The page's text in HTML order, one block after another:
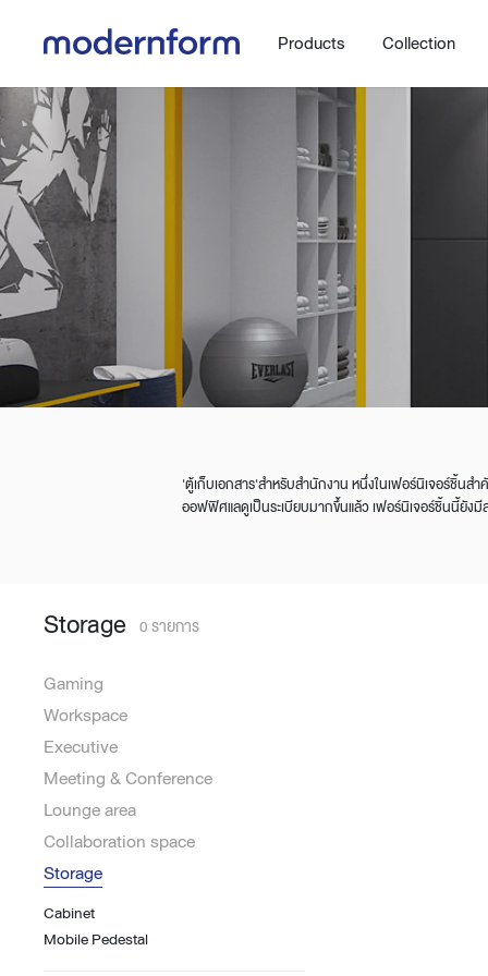
Products
Office
Gaming
Workspace
Steelcase
Ergonomic chair
Adjustable desk
Hardware & Fitting
Collection
Hybrid Space New!
Orbix
Work.Move.More
Ergonomic Recliner
'ตู้เก็บเอกสาร'สำหรับสำนักงาน หนึ่งในเฟอร์นิเจอร์ชิ้น
ออฟฟิศแลดูเป็นระเบียบมากขึ้นแล้ว เฟอร์นิเจอร์ชิ้นนี้ยั
Storage 0 รายการ
Gaming
Workspace
Executive
Meeting & Conference
Lounge area
Collaboration space
Storage
Cabinet
Mobile Pedestal